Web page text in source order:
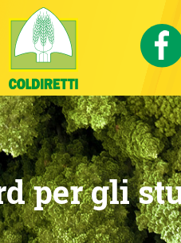
per gli